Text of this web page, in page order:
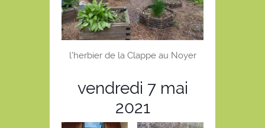
l’herbier de la Clappe au Noyer
vendredi 7 mai
2021